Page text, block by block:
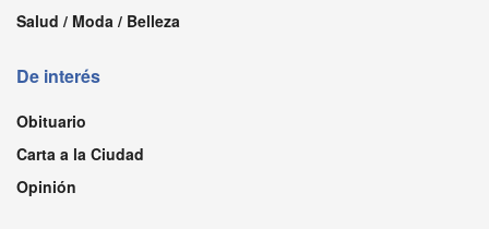
Salud / Moda / Belleza
De interés
Obituario
Carta a la Ciudad
Opinión